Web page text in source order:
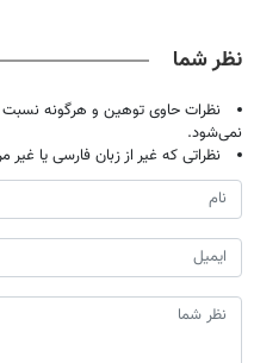
نظر شما
نظرات حاوی توهین و هرگونه
نمی‌شود.
نظراتی که غیر از زبان فارسی یا